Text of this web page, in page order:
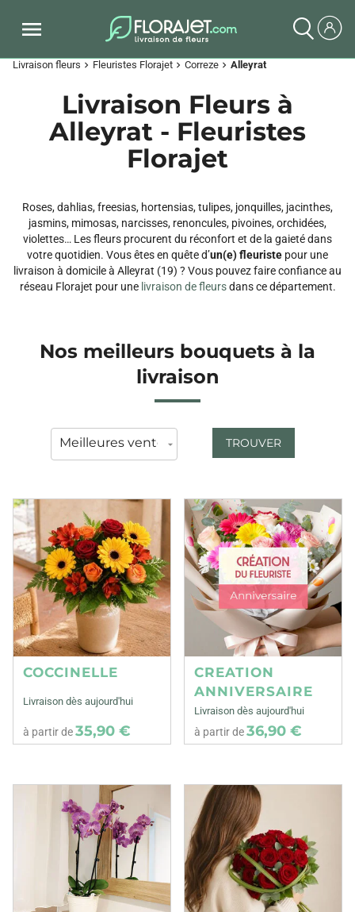
Livraison fleurs chevron_right Fleuristes Florajet chevron_right Correze chevron_right Alleyrat
Livraison Fleurs à
Alleyrat - Fleuristes
Florajet
Roses, dahlias, freesias, hortensias, tulipes, jonquilles, jacinthes,
jasmins, mimosas, narcisses, renoncules, pivoines, orchidées,
violettes… Les fleurs procurent du réconfort et de la gaieté dans
votre quotidien. Vous êtes en quête d’un(e) fleuriste pour une
livraison à domicile à Alleyrat (19) ? Vous pouvez faire confiance au
réseau Florajet pour une livraison de fleursdans ce département.
Nos meilleurs bouquets à la
livraison
TROUVER
COCCINELLE
Livraison dès aujourd'hui
à partir de35,90 €
CREATION
ANNIVERSAIRE
Livraison dès aujourd'hui
à partir de36,90 €